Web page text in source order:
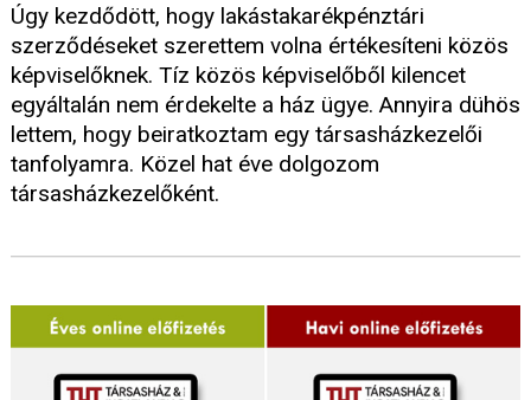
Úgy kezdődött, hogy lakástakarékpénztári
szerződéseket szerettem volna értékesíteni közös
képviselőknek. Tíz közös képviselőből kilencet
egyáltalán nem érdekelte a ház ügye. Annyira dühös
lettem, hogy beiratkoztam egy társasházkezelői
tanfolyamra. Közel hat éve dolgozom
társasházkezelőként.